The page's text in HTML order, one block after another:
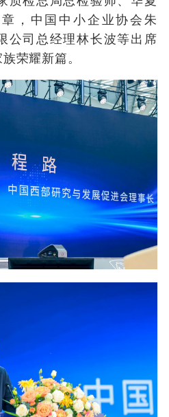
，中国中小企业协会朱
公司总经理林长波等出席
荣耀新篇。